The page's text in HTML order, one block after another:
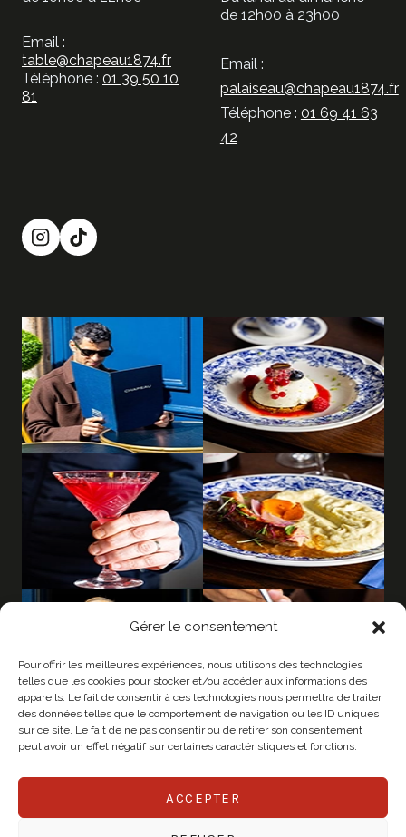
Gérer le consentement
Pour offrir les meilleures expériences, nous utilisons des technologies
telles que les cookies pour stocker et/ou accéder aux informations des
appareils. Le fait de consentir à ces technologies nous permettra de traiter
des données telles que le comportement de navigation ou les ID uniques
sur ce site. Le fait de ne pas consentir ou de retirer son consentement
peut avoir un effet négatif sur certaines caractéristiques et fonctions.
ACCEPTER
Email :
table@chapeau1874.fr
Téléphone : 01 39 50 10
81
de 12h00 à 23h00
Email :
palaiseau@chapeau1874.fr
Téléphone : 01 69 41 63
42
© 2026 CHAPEAU